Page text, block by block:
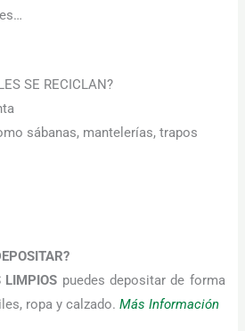
SE RECICLAN?
sábanas, mantelerías, trapos
LIMPIOS puedes depositar de forma
ropa y calzado.Más Información
opcionales.
para que
mejorar la
funcionalidad
y estructura